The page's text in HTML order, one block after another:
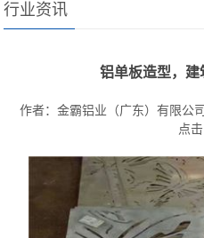
行业资讯
铝单板造型，建
作者：金霸铝业（广东）有限公司
点击